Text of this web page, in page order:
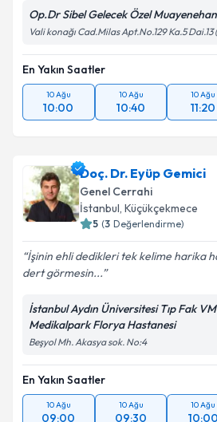
Metni
kapsamda işlenmesini kabul
Op.Dr Sibel Gelecek Özel
Vali konağı Cad.Milas Apt.No.129 Ka.5 Dai.13
En Yakın Saatler
10 Ağu
10:00
10 Ağu
10:40
10 Ağu
11:20
Doç. Dr. Eyüp Gemici
Genel Cerrahi
İstanbul, Küçükçekmece
5 (3 Değerlendirme)
İşinin ehli dedikleri tek kelime harika
dert görmesin...
İstanbul Aydın Üniversitesi Tıp Fak VM
Medikalpark Florya Hastanesi
Beşyol Mh. Akasya sok. No:4
En Yakın Saatler
10 Ağu
09:00
10 Ağu
09:30
10 Ağu
10:00